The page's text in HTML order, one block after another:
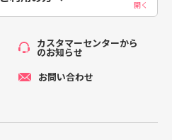
カスタマーセンターから
のお知らせ
お問い合わせ